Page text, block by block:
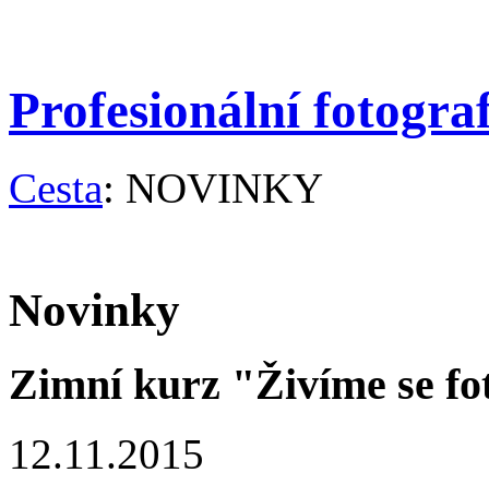
Profesionální
Cesta: NOVINKY
Novinky
Zimní kurz "Živíme se
12.11.2015